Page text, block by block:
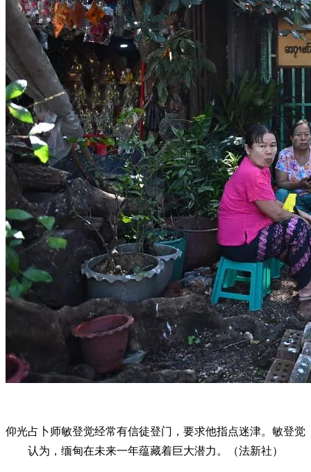
仰光占卜师敏登觉经常有信徒登门，要求他指点迷津。敏登觉
认为，缅甸在未来一年蕴藏着巨大潜力。（法新社）